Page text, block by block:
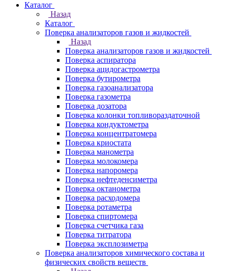
Каталог
Назад
Каталог
Поверка анализаторов газов и жидкостей
Назад
Поверка анализаторов газов и жидкостей
Поверка аспиратора
Поверка ацидогастрометра
Поверка бутирометра
Поверка газоанализатора
Поверка газометра
Поверка дозатора
Поверка колонки топливораздаточной
Поверка кондуктометра
Поверка концентратомера
Поверка криостата
Поверка манометра
Поверка молокомера
Поверка напоромера
Поверка нефтеденсиметра
Поверка октанометра
Поверка расходомера
Поверка ротаметра
Поверка спиртомера
Поверка счетчика газа
Поверка титратора
Поверка эксплозиметра
Поверка анализаторов химического состава и
физических свойств веществ